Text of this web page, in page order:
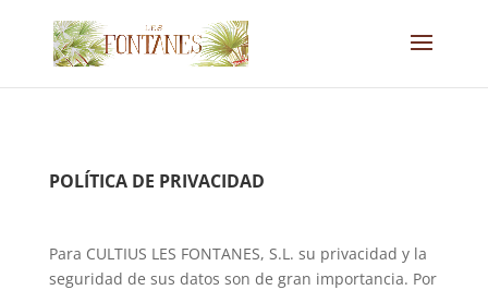
POLÍTICA DE PRIVACIDAD
Para CULTIUS LES FONTANES, S.L. su privacidad y la
seguridad de sus datos son de gran importancia. Por